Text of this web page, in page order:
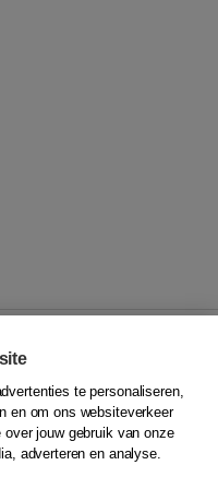
te personaliseren,
en om ons websiteverkeer
jouw gebruik van onze
adverteren en analyse.